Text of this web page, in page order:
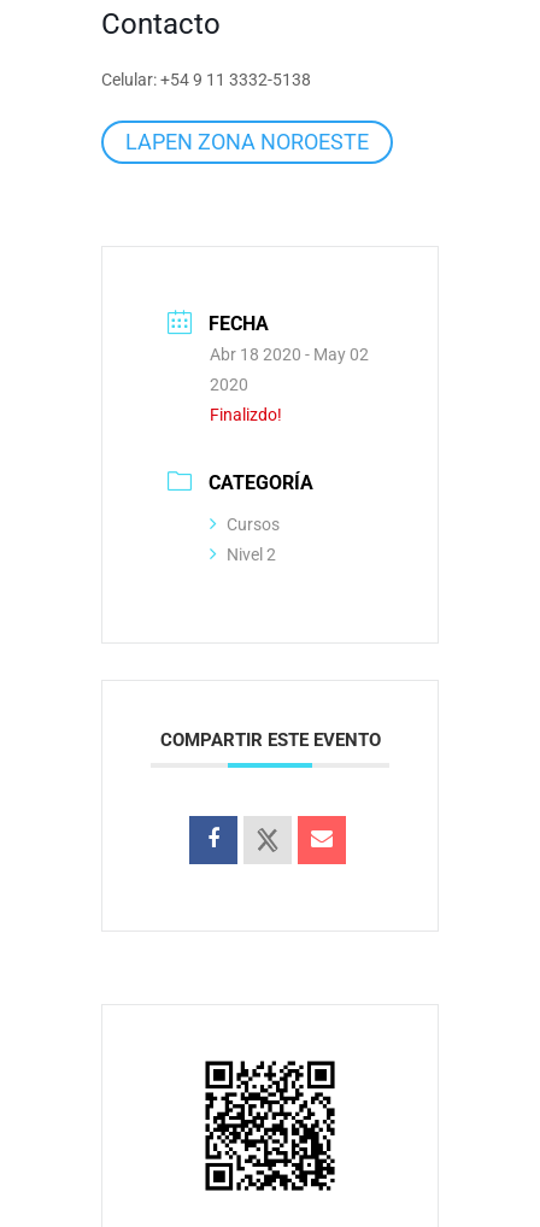
Contacto
Celular: +54 9 11 3332-5138
LAPEN ZONA NOROESTE
FECHA
Abr 18 2020 - May 02
2020
Finalizdo!
CATEGORÍA
Cursos
Nivel 2
COMPARTIR ESTE EVENTO